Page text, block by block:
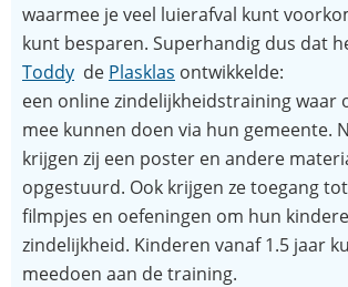
waarmee je veel luierafval kunt
kunt besparen. Superhandig dus dat
Toddy(opent
in
nieuw
venster)
de Plasklas (opent
in
nieuw
venster)
ontwikkelde:
een online zindelijkheidstraining waar
mee kunnen doen via hun gemeente.
krijgen zij een poster en andere
opgestuurd. Ook krijgen ze toegang
filmpjes en oefeningen om hun
zindelijkheid. Kinderen vanaf 1.5 jaar
meedoen aan de training.